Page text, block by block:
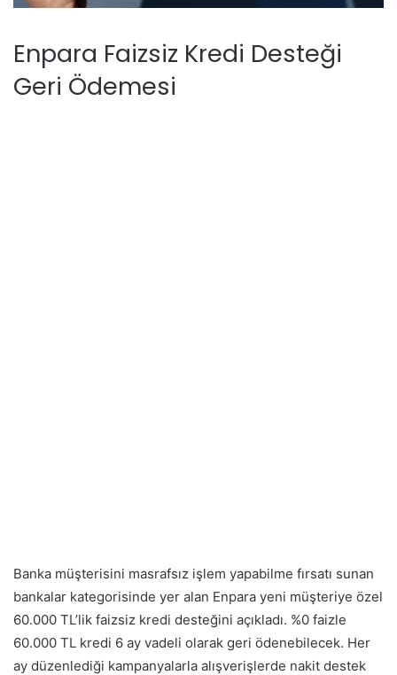
Enpara Faizsiz Kredi Desteği
Geri Ödemesi
Banka müşterisini masrafsız işlem yapabilme fırsatı sunan
bankalar kategorisinde yer alan Enpara yeni müşteriye özel
60.000 TL’lik faizsiz kredi desteğini açıkladı. %0 faizle
60.000 TL kredi 6 ay vadeli olarak geri ödenebilecek. Her
ay düzenlediği kampanyalarla alışverişlerde nakit destek